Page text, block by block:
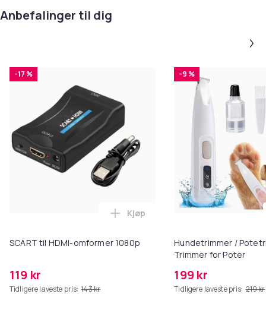
Anbefalinger til dig
-17 %
SCART til HDMI-omformer 1080p
119 kr
Tidligere laveste pris: 143 kr
Legg SCART til HDMI-omformer
Kjøp
-9 %
Hundetrimmer /
Trimmer for Poter
199 kr
Tidligere laveste pris: 219 kr